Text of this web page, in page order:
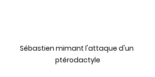
Sébastien mimant l'attaque d'un
ptérodactyle